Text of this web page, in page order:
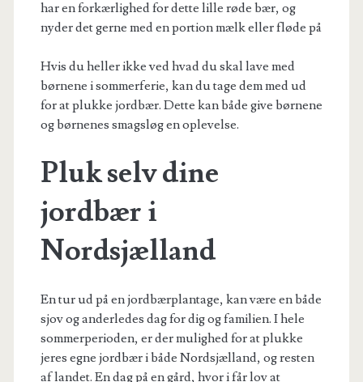
har en forkærlighed for dette lille røde bær, og
nyder det gerne med en portion mælk eller fløde på
Hvis du heller ikke ved hvad du skal lave med
børnene i sommerferie, kan du tage dem med ud
for at plukke jordbær. Dette kan både give børnene
og børnenes smagsløg en oplevelse.
Pluk selv dine
jordbær i
Nordsjælland
En tur ud på en jordbærplantage, kan være en både
sjov og anderledes dag for dig og familien. I hele
sommerperioden, er der mulighed for at plukke
jeres egne jordbær i både Nordsjælland, og resten
af landet. En dag på en gård, hvor i får lov at